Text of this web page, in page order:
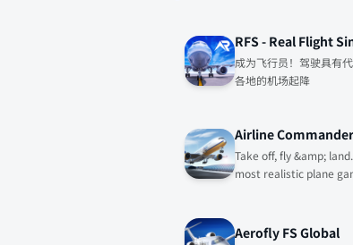
RFS - Real Flight
成为飞行员！驾驶具有
各地的机场起降
Airline
Take off, fly &amp;
most realistic plane
Aerofly FS Global